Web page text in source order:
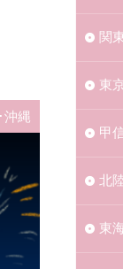
沖縄
関東
東
甲
北
東